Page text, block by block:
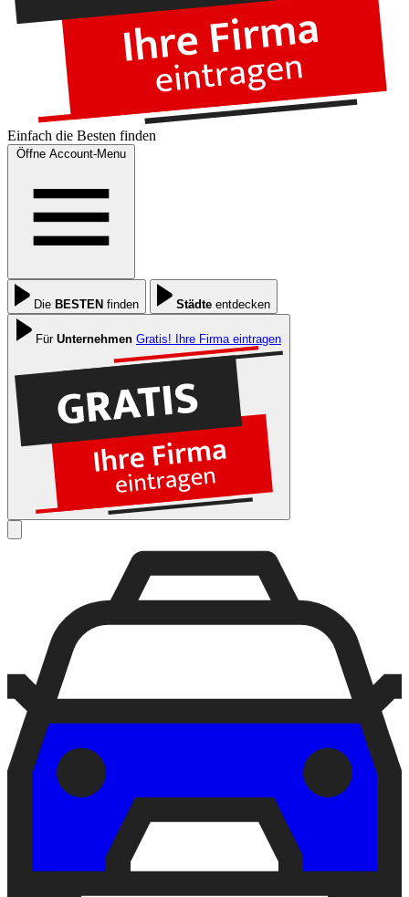
Einfach die Besten finden
Öffne Account-Menu
Die BESTEN finden Städte entdecken
Für Unternehmen Gratis! Ihre Firma eintragen